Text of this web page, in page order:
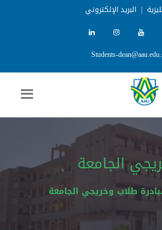
| البريد الإلكتروني
Students-
الجامعة
طلاب وخريجي الجامعة